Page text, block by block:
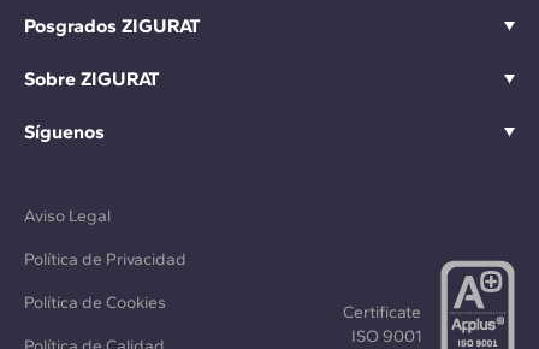
Posgrados ZIGURAT
Sobre ZIGURAT
Síguenos
Aviso Legal
Política de Privacidad
Política de Cookies
Certificate
ISO 9001